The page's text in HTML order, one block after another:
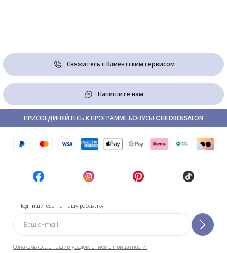
Свяжитесь с Клиентским сервисом
Напишите нам
Подпишитесь на нашу рассылку
Ознакомьтесь с нашим уведомлением о приватности.
ПРИСОЕДИНЯЙТЕСЬ К ПРОГРАММЕ БОНУСЫ CHILDRENSALON